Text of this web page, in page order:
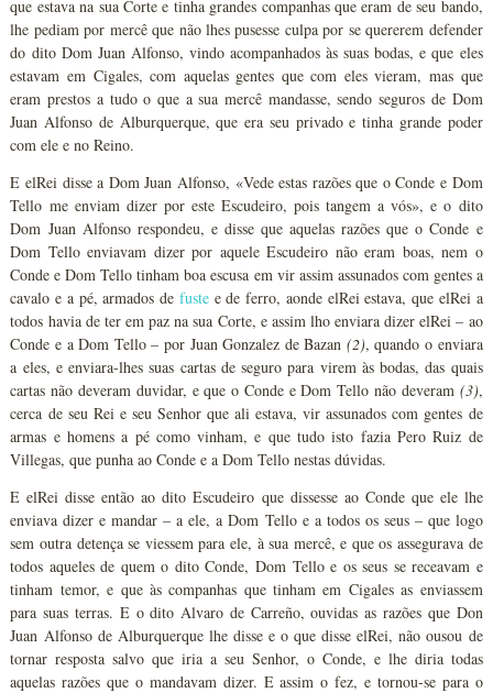
que estava na sua Corte e tinha grandes companhas que eram de seu bando,
lhe pediam por mercê que não lhes pusesse culpa por se quererem defender
do dito Dom Juan Alfonso, vindo acompanhados às suas bodas, e que eles
estavam em Cigales, com aquelas gentes que com eles vieram, mas que
eram prestos a tudo o que a sua mercê mandasse, sendo seguros de Dom
Juan Alfonso de Alburquerque, que era seu privado e tinha grande poder
com ele e no Reino.
E elRei disse a Dom Juan Alfonso, «Vede estas razões que o Conde e Dom
Tello me enviam dizer por este Escudeiro, pois tangem a vós», e o dito
Dom Juan Alfonso respondeu, e disse que aquelas razões que o Conde e
Dom Tello enviavam dizer por aquele Escudeiro não eram boas, nem o
Conde e Dom Tello tinham boa escusa em vir assim assunados com gentes a
cavalo e a pé, armados de fustee de ferro, aonde elRei estava, que elRei a
todos havia de ter em paz na sua Corte, e assim lho enviara dizer elRei – ao
Conde e a Dom Tello – por Juan Gonzalez de Bazan (2), quando o enviara
a eles, e enviara-lhes suas cartas de seguro para virem às bodas, das quais
cartas não deveram duvidar, e que o Conde e Dom Tello não deveram (3),
cerca de seu Rei e seu Senhor que ali estava, vir assunados com gentes de
armas e homens a pé como vinham, e que tudo isto fazia Pero Ruiz de
Villegas, que punha ao Conde e a Dom Tello nestas dúvidas.
E elRei disse então ao dito Escudeiro que dissesse ao Conde que ele lhe
enviava dizer e mandar – a ele, a Dom Tello e a todos os seus – que logo
sem outra detença se viessem para ele, à sua mercê, e que os assegurava de
todos aqueles de quem o dito Conde, Dom Tello e os seus se receavam e
tinham temor, e que às companhas que tinham em Cigales as enviassem
para suas terras. E o dito Alvaro de Carreño, ouvidas as razões que Don
Juan Alfonso de Alburquerque lhe disse e o que disse elRei, não ousou de
tornar resposta salvo que iria a seu Senhor, o Conde, e lhe diria todas
aquelas razões que o mandavam dizer. E assim o fez, e tornou-se para o